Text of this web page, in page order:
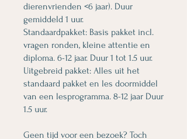
dierenvrienden <6 jaar). Duur
gemiddeld 1 uur.
Standaardpakket: Basis pakket incl.
vragen ronden, kleine attentie en
diploma. 6-12 jaar. Duur 1 tot 1.5 uur.
Uitgebreid pakket: Alles uit het
standaard pakket en les doormiddel
van een lesprogramma. 8-12 jaar Duur
1.5 uur.
Geen tijd voor een bezoek? Toch